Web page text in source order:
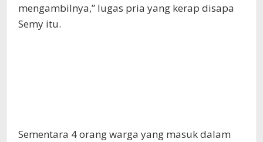
mengambilnya,” lugas pria yang kerap disapa
Semy itu.
Sementara 4 orang warga yang masuk dalam